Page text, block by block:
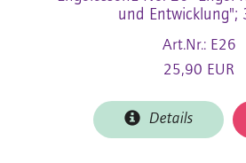
und Entwicklung";
Art.Nr.: E26
25,90 EUR
Details